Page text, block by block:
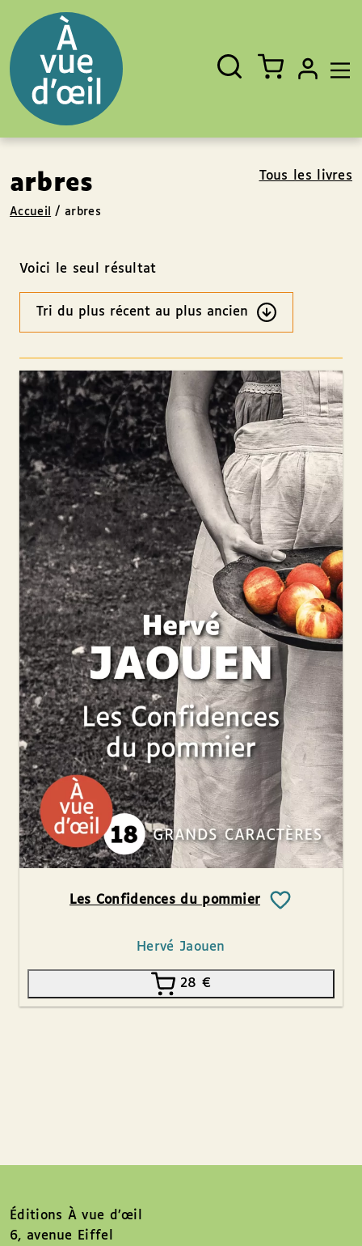
Fermer
Rechercher
un
livre,
un
auteur,
un
EAN
arbres Tous les livres
Accueil /arbres
Voici le seul résultat
Ordre
Les Confidences du pommier
Hervé Jaouen
28 €
Éditions À vue d’œil
6, avenue Eiffel